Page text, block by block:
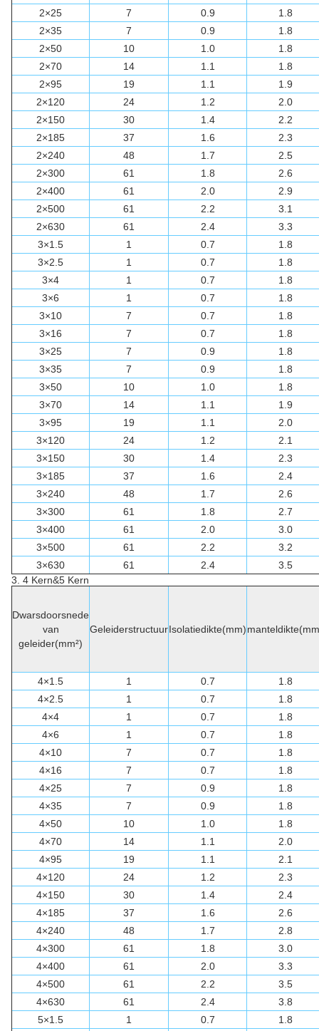
2×25
7 0.9
1.8
2×35
7 0.9
1.8
2×50
10 1.0
1.8
2×70
14 1.1
1.8
2×95
19 1.1
1.9
2×120
24 1.2
2.0
2×150
30 1.4
2.2
2×185
37 1.6
2.3
2×240
48 1.7
2.5
2×300
61 1.8
2.6
2×400
61 2.0
2.9
2×500
61 2.2
3.1
2×630
61 2.4
3.3
3×1.5
1 0.7
1.8
3×2.5
1 0.7
1.8
3×4
1 0.7
1.8
3×6
1 0.7
1.8
3×10
7 0.7
1.8
3×16
7 0.7
1.8
3×25
7 0.9
1.8
3×35
7 0.9
1.8
3×50
10 1.0
1.8
3×70
14 1.1
1.9
3×95
19 1.1
2.0
3×120
24 1.2
2.1
3×150
30 1.4
2.3
3×185
37 1.6
2.4
3×240
48 1.7
2.6
3×300
61 1.8
2.7
3×400
61 2.0
3.0
3×500
61 2.2
3.2
3×630
61 2.4
3.5
3. 4 Kern&5 Kern
Dwarsdoorsnede
van
geleider(mm²)
GeleiderstructuurIsolatiedikte(mm)
4×1.5 1 0.7
1.8
4×2.5
1 0.7
1.8
4×4
1 0.7
1.8
4×6
1 0.7
1.8
4×10
7 0.7
1.8
4×16
7 0.7
1.8
4×25
7 0.9
1.8
4×35
7 0.9
1.8
4×50
10 1.0
1.8
4×70
14 1.1
2.0
4×95
19 1.1
2.1
4×120
24 1.2
2.3
4×150
30 1.4
2.4
4×185
37 1.6
2.6
4×240
48 1.7
2.8
4×300
61 1.8
3.0
4×400
61 2.0
3.3
4×500
61 2.2
3.5
4×630
61 2.4
3.8
5×1.5
1 0.7
1.8